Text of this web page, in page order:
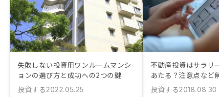
失敗しない投資用ワンルームマンシ
ョンの選び方と成功への2つの鍵
投資する2022.05.25
不動産投資はサラリ
あたる？注意点など
投資する2018.08.30